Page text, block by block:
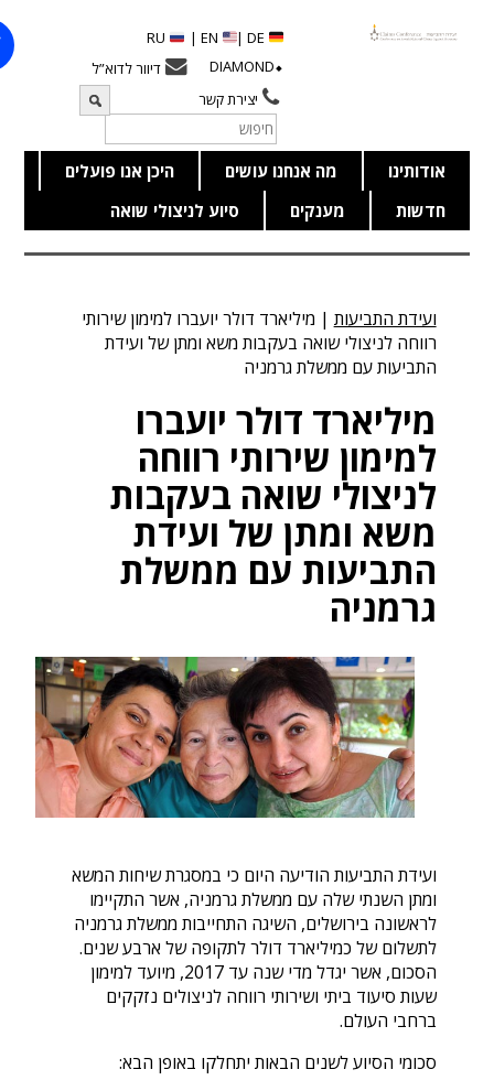
EN |
RU
דיוור לדוא”ל
יצירת קשר
מה אנחנו עושים
היכן אנו פועלים
מענקים סיוע לניצולי שואה
ועידת התביעות|מיליארד דולר יועברו למימון שירותי
רווחה לניצולי שואה בעקבות משא ומתן של ועידת
התביעות עם ממשלת גרמניה
מיליארד דולר יועברו
למימון שירותי רווחה
לניצולי שואה בעקבות
משא ומתן של ועידת
התביעות עם ממשלת
גרמניה
ועידת התביעות הודיעה היום כי במסגרת שיחות המשא
ומתן השנתי שלה עם ממשלת גרמניה, אשר התקיימו
לראשונה בירושלים, השיגה התחייבות ממשלת גרמניה
לתשלום של כמיליארד דולר לתקופה של ארבע שנים.
הסכום, אשר יגדל מדי שנה עד 2017, מיועד למימון
שעות סיעוד ביתי ושירותי רווחה לניצולים נזקקים
ברחבי העולם.
סכומי הסיוע לשנים הבאות יתחלקו באופן הבא: